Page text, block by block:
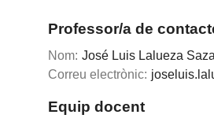
Professor/a de
Nom: José Luis Lalueza
Correu electrònic:
Equip docent